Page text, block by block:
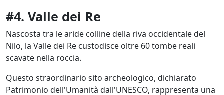
#4. Valle dei Re
Nascosta tra le aride colline della riva occidentale del
Nilo, la Valle dei Re custodisce oltre 60 tombe reali
scavate nella roccia.
Questo straordinario sito archeologico, dichiarato
Patrimonio dell'Umanità dall'UNESCO, rappresenta una